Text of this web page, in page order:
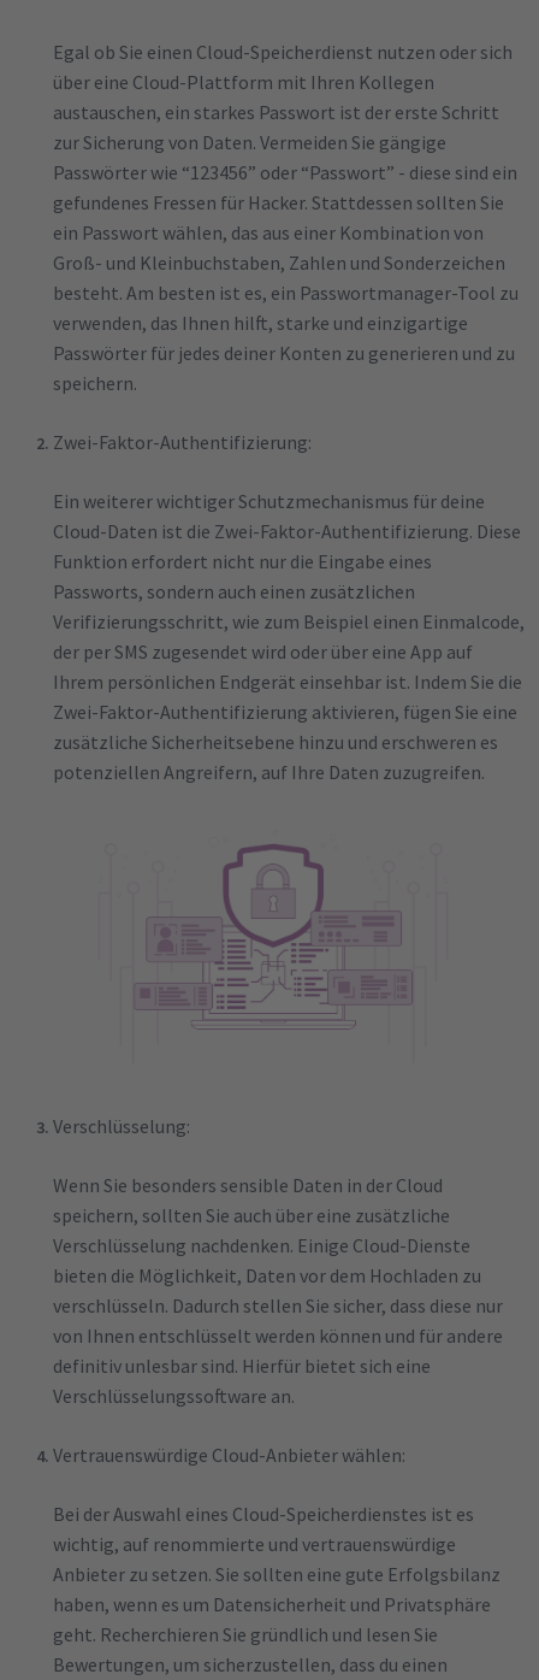
Egal ob Sie einen Cloud-Speicherdienst nutzen oder sich
über eine Cloud-Plattform mit Ihren Kollegen
austauschen, ein starkes Passwort ist der erste Schritt
zur Sicherung von Daten. Vermeiden Sie gängige
Passwörter wie “123456” oder “Passwort” - diese sind ein
gefundenes Fressen für Hacker. Stattdessen sollten Sie
ein Passwort wählen, das aus einer Kombination von
Groß- und Kleinbuchstaben, Zahlen und Sonderzeichen
besteht. Am besten ist es, ein Passwortmanager-Tool zu
verwenden, das Ihnen hilft, starke und einzigartige
Passwörter für jedes deiner Konten zu generieren und zu
speichern.
Zwei-Faktor-Authentifizierung:
Ein weiterer wichtiger Schutzmechanismus für deine
Cloud-Daten ist die Zwei-Faktor-Authentifizierung. Diese
Funktion erfordert nicht nur die Eingabe eines
Passworts, sondern auch einen zusätzlichen
Verifizierungsschritt, wie zum Beispiel einen Einmalcode,
der per SMS zugesendet wird oder über eine App auf
Ihrem persönlichen Endgerät einsehbar ist. Indem Sie die
Zwei-Faktor-Authentifizierung aktivieren, fügen Sie eine
zusätzliche Sicherheitsebene hinzu und erschweren es
potenziellen Angreifern, auf Ihre Daten zuzugreifen.
Verschlüsselung:
Wenn Sie besonders sensible Daten in der Cloud
speichern, sollten Sie auch über eine zusätzliche
Verschlüsselung nachdenken. Einige Cloud-Dienste
bieten die Möglichkeit, Daten vor dem Hochladen zu
verschlüsseln. Dadurch stellen Sie sicher, dass diese nur
von Ihnen entschlüsselt werden können und für andere
definitiv unlesbar sind. Hierfür bietet sich eine
Verschlüsselungssoftware an.
Vertrauenswürdige Cloud-Anbieter wählen:
Bei der Auswahl eines Cloud-Speicherdienstes ist es
wichtig, auf renommierte und vertrauenswürdige
Anbieter zu setzen. Sie sollten eine gute Erfolgsbilanz
haben, wenn es um Datensicherheit und Privatsphäre
geht. Recherchieren Sie gründlich und lesen Sie
Bewertungen, um sicherzustellen, dass du einen